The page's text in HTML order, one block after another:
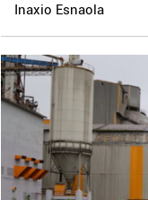
Inaxio Esnaola